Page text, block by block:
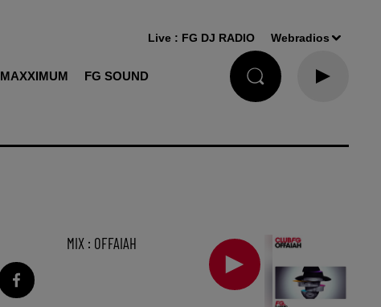
MAXXIMUM FG SOUND
Live : FG DJ RADIO Webradios
MIX : OFFAIAH